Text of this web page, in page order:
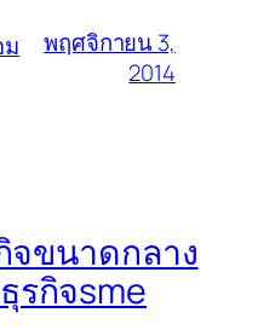
พฤศจิกายน 3,
2014
จขนาดกลาง
รกิจsme